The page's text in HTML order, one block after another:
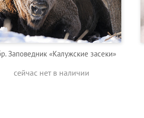
Заповедник «Калужские засеки»
сейчас нет в наличии